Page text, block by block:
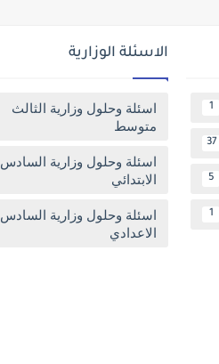
1
37
5
1
الاسئلة الوزارية
اسئلة وحلول وزارية الثالث
متوسط
اسئلة وحلول وزارية السادس
الابتدائي
اسئلة وحلول وزارية السادس
الاعدادي